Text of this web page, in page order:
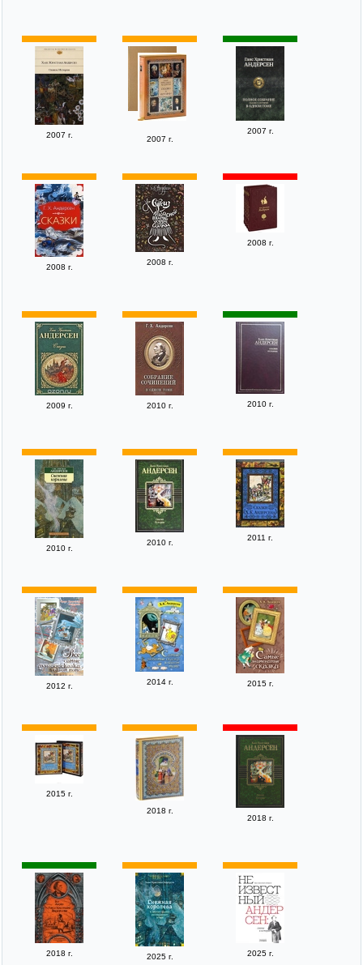
2007 г. 2007 г.
2007 г.
2008 г.
2008 г.
2008 г.
2009 г. 2010 г. 2010 г.
2010 г.
2010 г.
2011 г.
2012 г. 2014 г. 2015 г.
2015 г.
2018 г.
2018 г.
2018 г. 2025 г. 2025 г.